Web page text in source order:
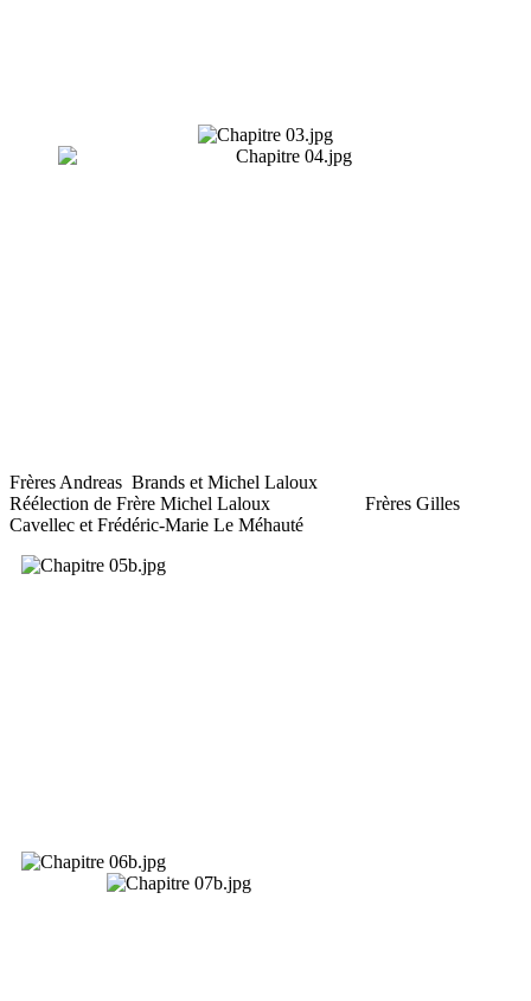
Frères Andreas Brands et Michel Laloux
Réélection de Frère Michel Laloux Frères Gilles
Cavellec et Frédéric-Marie Le Méhauté